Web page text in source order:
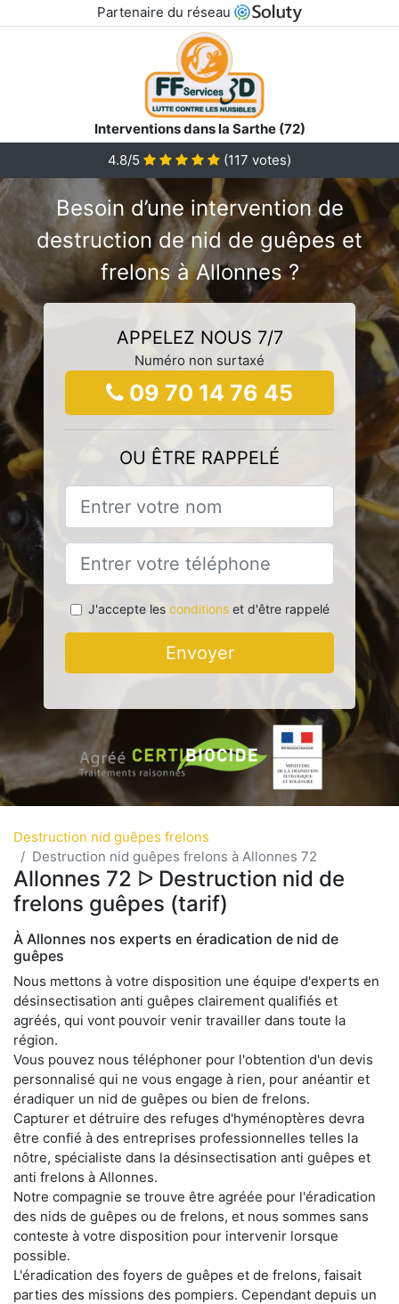
Partenaire du réseau
Interventions dans la Sarthe (72)
4.8/5
(117 votes)
Besoin d’une intervention de
destruction de nid de guêpes et
frelons à Allonnes ?
APPELEZ NOUS 7/7
Numéro non surtaxé
09 70 14 76 45
OU ÊTRE RAPPELÉ
J'accepte les conditionset d'être rappelé
Envoyer
Destruction nid guêpes frelons
Destruction nid guêpes frelons à Allonnes 72
Allonnes 72 ᐅ Destruction nid de
frelons guêpes (tarif)
À Allonnes nos experts en éradication de nid de
guêpes
Nous mettons à votre disposition une équipe d'experts en
désinsectisation anti guêpes clairement qualifiés et
agréés, qui vont pouvoir venir travailler dans toute la
région.
Vous pouvez nous téléphoner pour l'obtention d'un devis
personnalisé qui ne vous engage à rien, pour anéantir et
éradiquer un nid de guêpes ou bien de frelons.
Capturer et détruire des refuges d'hyménoptères devra
être confié à des entreprises professionnelles telles la
nôtre, spécialiste dans la désinsectisation anti guêpes et
anti frelons à Allonnes.
Notre compagnie se trouve être agréée pour l'éradication
des nids de guêpes ou de frelons, et nous sommes sans
conteste à votre disposition pour intervenir lorsque
possible.
L'éradication des foyers de guêpes et de frelons, faisait
parties des missions des pompiers. Cependant depuis un